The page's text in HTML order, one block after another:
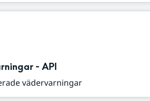
- API
vädervarningar